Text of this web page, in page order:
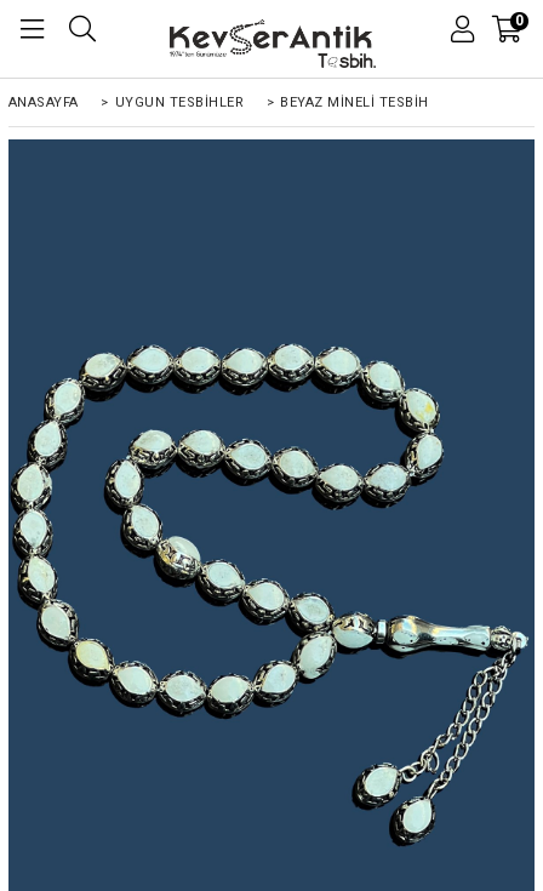
0
ANASAYFA > UYGUN TESBİHLER > BEYAZ MINELI TESBIH